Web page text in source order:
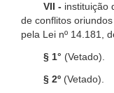
VII - instituição
de conflitos
pela Lei nº 14.181,
§ 1° (Vetado).
§ 2º (Vetado).